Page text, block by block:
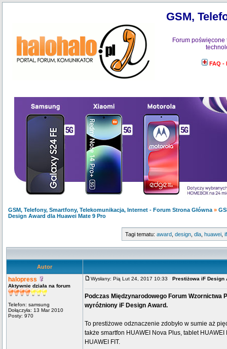
GSM,
Forum
FAQ -
GSM, Telefony, Smartfony, Telekomunikacja, Internet - Forum Strona Główna »
Design Award dla Huawei Mate 9 Pro
Tagi tematu: award design dla huawei if
Autor
halopress
Aktywnie działa na forum
Telefon: samsung
Dołączyła: 13 Mar 2010
Posty: 970
Wysłany: Pią Lut 24, 2017 10:33 Prestiżowa iF Design
Podczas Międzynarodowego Forum Wzornictwa
wyróżniony iF Design Award.
To prestiżowe odznaczenie zdobyło w sumie aż
także smartfon HUAWEI Nova Plus, tablet
HUAWEI FIT.